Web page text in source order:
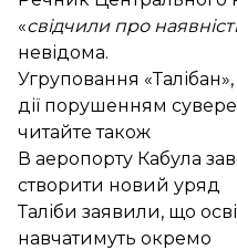
«свідчили про
невідома.
Угруповання
дії порушенням
читайте також
В аеропорту Кабула
створити новий уряд
Таліби заявили, що
навчатимуть окремо